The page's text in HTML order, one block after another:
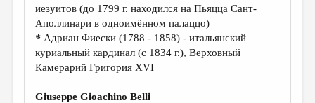
КУЛЬТУРОВЕДЕНИЕ
ПУБЛИЦИСТИКА
РЕЦЕНЗИРОВАНИЕ
ЦИКЛЫ ПУБЛИКАЦИЙ
иезуитов (до 1799 г. находился на Пьяцца Сант-
Аполлинари в одноимённом палаццо)
* Адриан Фиески (1788 - 1858) - итальянский
куриальный кардинал (с 1834 г.), Верховный
Камерарий Григория XVI
Giuseppe Gioachino Belli